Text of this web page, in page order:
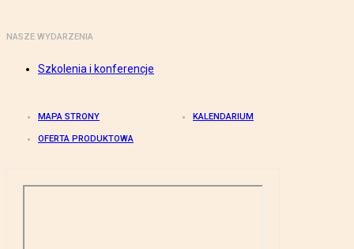
NASZE WYDARZENIA
Szkolenia i konferencje
MAPA STRONY KALENDARIUM
OFERTA PRODUKTOWA